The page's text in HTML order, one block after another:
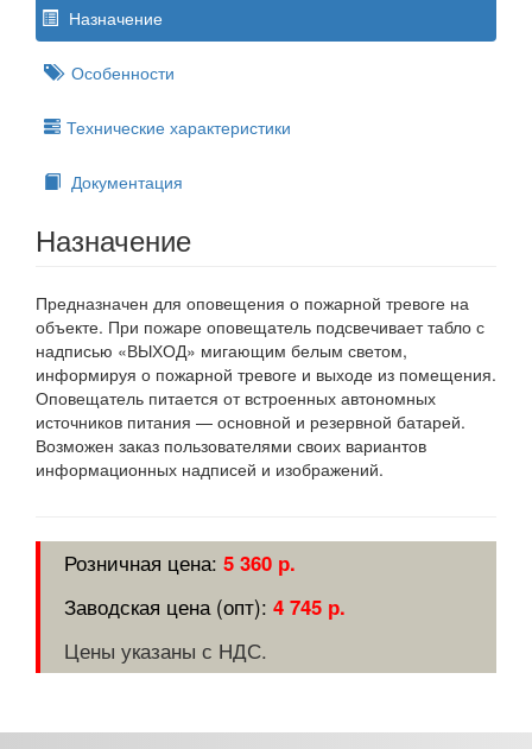
Назначение
Особенности
Технические характеристики
Документация
Назначение
Предназначен для оповещения о пожарной тревоге на
объекте. При пожаре оповещатель подсвечивает табло с
надписью «ВЫХОД» мигающим белым светом,
информируя о пожарной тревоге и выходе из помещения.
Оповещатель питается от встроенных автономных
источников питания — основной и резервной батарей.
Возможен заказ пользователями своих вариантов
информационных надписей и изображений.
5 360 р.
4 745 р.
Цены указаны с НДС.